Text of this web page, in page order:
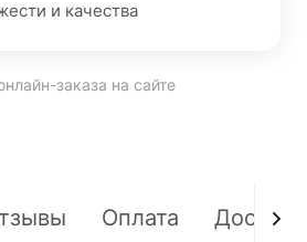
и качества
заказа на сайте
Оплата